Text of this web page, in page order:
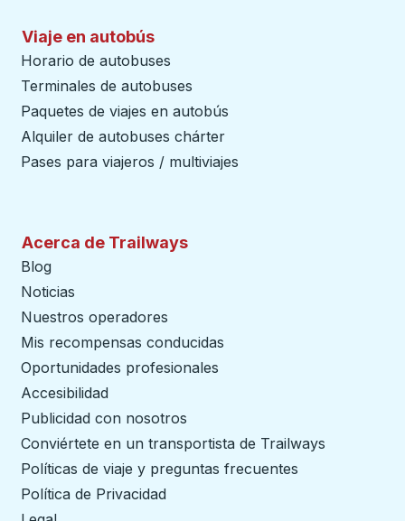
Viaje en autobús
Horario de autobuses
Terminales de autobuses
Paquetes de viajes en autobús
Alquiler de autobuses chárter
Pases para viajeros / multiviajes
Acerca de Trailways
Blog
Noticias
Nuestros operadores
Mis recompensas conducidas
Oportunidades profesionales
Accesibilidad
Publicidad con nosotros
Conviértete en un transportista de Trailways
Políticas de viaje y preguntas frecuentes
Política de Privacidad